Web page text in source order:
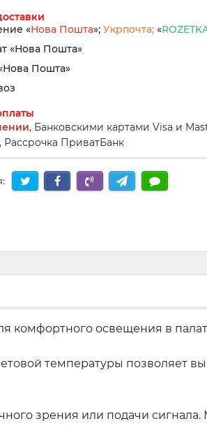
«Нова Пошта»; Укрпочта; «
«Нова Пошта»
Пошта»
, Банковскими картами Visa и
Рассрочка ПриватБанк
комфортного освещения в
температуры позволяет
зрения или подачи